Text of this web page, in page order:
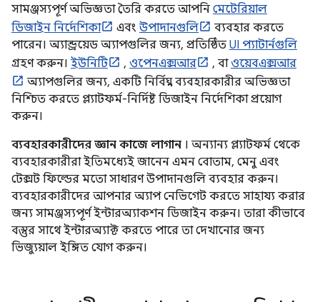
সামঞ্জস্যপূর্ণ অভিজ্ঞতা তৈরি করতে আপনি মেটেরিয়াল
ডিজাইন নির্দেশিকা
এবং উপাদানগুলি
ব্যবহার করতে
পারেন। অ্যান্ড্রয়েড অ্যাপগুলির জন্য, প্রতিষ্ঠিত UI প্যাটার্নগুলি
গ্রহণ করুন। ইউনিটি , ওপেনএক্সআর , বা ওয়েবএক্সআর
অ্যাপগুলির জন্য, একটি নির্বিঘ্ন ব্যবহারকারীর অভিজ্ঞতা
নিশ্চিত করতে প্ল্যাটফর্ম-নির্দিষ্ট ডিজাইন নির্দেশিকা প্রয়োগ
করুন।
ব্যবহারকারীদের জ্ঞান কাজে লাগান । অন্যান্য প্ল্যাটফর্ম থেকে
ব্যবহারকারীরা ইতিমধ্যেই জানেন এমন বোতাম, মেনু এবং
টেক্সট ফিল্ডের মতো সাধারণ উপাদানগুলি ব্যবহার করুন।
ব্যবহারকারীদের আপনার অ্যাপ নেভিগেট করতে সাহায্য করার
জন্য সামঞ্জস্যপূর্ণ ইন্টারঅ্যাকশন ডিজাইন করুন। তারা কীভাবে
বস্তুর সাথে ইন্টারঅ্যাক্ট করতে পারে তা দেখানোর জন্য
ভিজ্যুয়াল ইঙ্গিত যোগ করুন।